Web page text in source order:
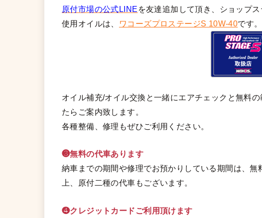
原付市場の公式LINE を友達追加して頂き、ショップ
使用オイルは、
ワコーズプロステージS 10W-40です。
オイル補充/オイル交換と一緒にエアチェックと無料
たらご案内致します。
各種整備、修理もぜひご利用ください。
❸無料の代車あります
納車までの期間や修理でお預かりしている期間は、
上、原付二種の代車もございます。
❹クレジットカードご利用頂けます